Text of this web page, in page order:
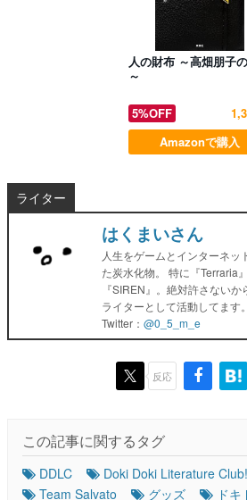
人の財布 ～高畑朋子
～
5%OFF
Amazonで購入
ライター
はくまいさん
人生をゲームとインターネ
た炭水化物。 特に『Terraria
『SIREN』。絶対許さない
ライターとして活動してます。
Twitter： @0_5_m_e
反応
この記事に関するタグ
DDLC Doki Doki Literature Club!
Team Salvato
グッズ ドキ